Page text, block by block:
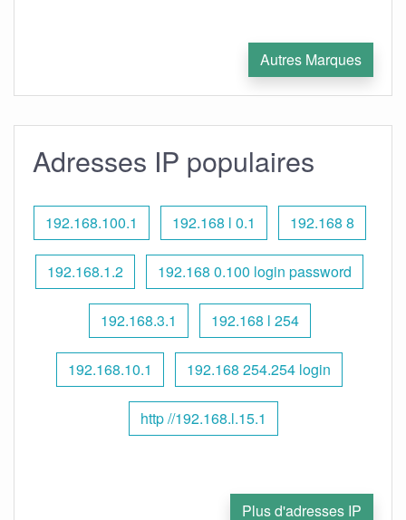
Autres Marques
Adresses IP populaires
192.168.100.1 192.168 l 0.1 192.168 8
192.168.1.2 192.168 0.100 login password
192.168.3.1 192.168 l 254
192.168.10.1 192.168 254.254 login
http //192.168.l.15.1
Plus d'adresses IP